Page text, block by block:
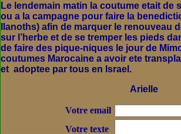
Le lendemain matin la coutume etait de
ou a la campagne pour faire la
Ilanoths) afin de marquer le renouveau
sur l’herbe et de se tremper les pieds
de faire des pique-niques le jour de
coutumes Marocaine a avoir ete
et adoptee par tous en Israel.
Arielle
Votre email
Votre texte